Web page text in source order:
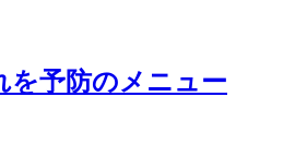
を予防のメニュー